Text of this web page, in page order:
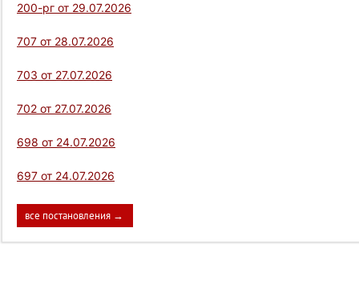
200-рг от 29.07.2026
707 от 28.07.2026
703 от 27.07.2026
702 от 27.07.2026
698 от 24.07.2026
697 от 24.07.2026
все постановления →